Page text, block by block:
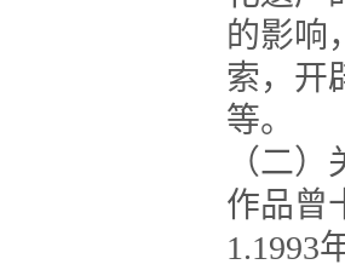
的影响
索，开
等。
（二
作品曾
1.1993